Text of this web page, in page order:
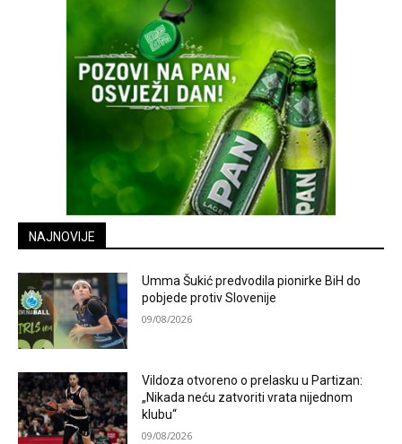
NAJNOVIJE
Umma Šukić predvodila pionirke BiH do
pobjede protiv Slovenije
09/08/2026
Vildoza otvoreno o prelasku u Partizan:
„Nikada neću zatvoriti vrata nijednom
klubu“
09/08/2026